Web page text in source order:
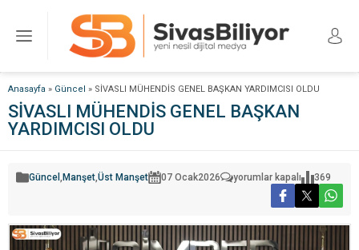
Anasayfa » Güncel » SİVASLI MÜHENDİS GENEL BAŞKAN YARDIMCISI OLDU
SİVASLI MÜHENDİS GENEL BAŞKAN
YARDIMCISI OLDU
Güncel , Manşet,Üst Manşet 07 Ocak2026
SİVASLI
MÜHENDİS
YARDIMCISI
için
yorumlar kapalı 369